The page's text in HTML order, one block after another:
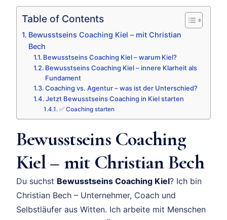
Table of Contents
Bewusstseins Coaching Kiel – mit Christian
Bech
Bewusstseins Coaching Kiel – warum Kiel?
Bewusstseins Coaching Kiel – innere Klarheit als
Fundament
Coaching vs. Agentur – was ist der Unterschied?
Jetzt Bewusstseins Coaching in Kiel starten
✅ Coaching starten
Bewusstseins Coaching
Kiel – mit Christian Bech
Du suchst Bewusstseins Coaching Kiel? Ich bin
Christian Bech – Unternehmer, Coach und
Selbstläufer aus Witten. Ich arbeite mit Menschen